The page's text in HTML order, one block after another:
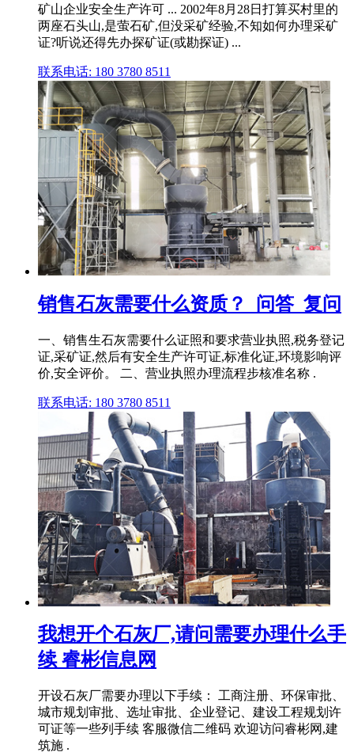
矿山企业安全生产许可 ... 2002年8月28日打算买村里的
两座石头山,是萤石矿,但没采矿经验,不知如何办理采矿
证?听说还得先办探矿证(或勘探证) ...
联系电话: 180 3780 8511
销售石灰需要什么资质？_问答_复问
一、销售生石灰需要什么证照和要求营业执照,税务登记
证,采矿证,然后有安全生产许可证,标准化证,环境影响评
价,安全评价。 二、营业执照办理流程步核准名称 .
联系电话: 180 3780 8511
我想开个石灰厂,请问需要办理什么手
续 睿彬信息网
开设石灰厂需要办理以下手续： 工商注册、环保审批、
城市规划审批、选址审批、企业登记、建设工程规划许
可证等一些列手续 客服微信二维码 欢迎访问睿彬网,建
筑施 .